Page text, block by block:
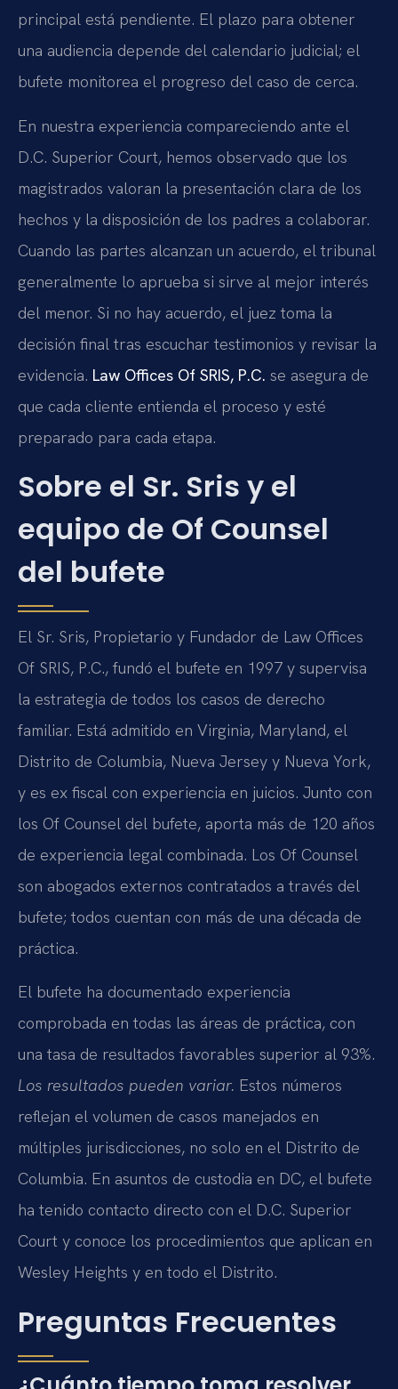
principal está pendiente. El plazo para obtener
una audiencia depende del calendario judicial; el
bufete monitorea el progreso del caso de cerca.
En nuestra experiencia compareciendo ante el
D.C. Superior Court, hemos observado que los
magistrados valoran la presentación clara de los
hechos y la disposición de los padres a colaborar.
Cuando las partes alcanzan un acuerdo, el tribunal
generalmente lo aprueba si sirve al mejor interés
del menor. Si no hay acuerdo, el juez toma la
decisión final tras escuchar testimonios y revisar la
evidencia. Law Offices Of SRIS, P.C. se asegura de
que cada cliente entienda el proceso y esté
preparado para cada etapa.
Sobre el Sr. Sris y el
equipo de Of Counsel
del bufete
El Sr. Sris, Propietario y Fundador de Law Offices
Of SRIS, P.C., fundó el bufete en 1997 y supervisa
la estrategia de todos los casos de derecho
familiar. Está admitido en Virginia, Maryland, el
Distrito de Columbia, Nueva Jersey y Nueva York,
y es ex fiscal con experiencia en juicios. Junto con
los Of Counsel del bufete, aporta más de 120 años
de experiencia legal combinada. Los Of Counsel
son abogados externos contratados a través del
bufete; todos cuentan con más de una década de
práctica.
El bufete ha documentado experiencia
comprobada en todas las áreas de práctica, con
una tasa de resultados favorables superior al 93%.
Los resultados pueden variar. Estos números
reflejan el volumen de casos manejados en
múltiples jurisdicciones, no solo en el Distrito de
Columbia. En asuntos de custodia en DC, el bufete
ha tenido contacto directo con el D.C. Superior
Court y conoce los procedimientos que aplican en
Wesley Heights y en todo el Distrito.
Preguntas Frecuentes